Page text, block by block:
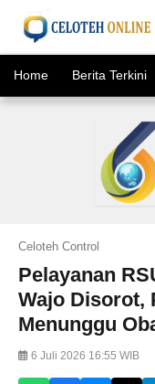
Home Berita Terkini
Celoteh Control
Pelayanan
Wajo Disorot,
Menunggu
6 Juli 2026 16:55 WIB